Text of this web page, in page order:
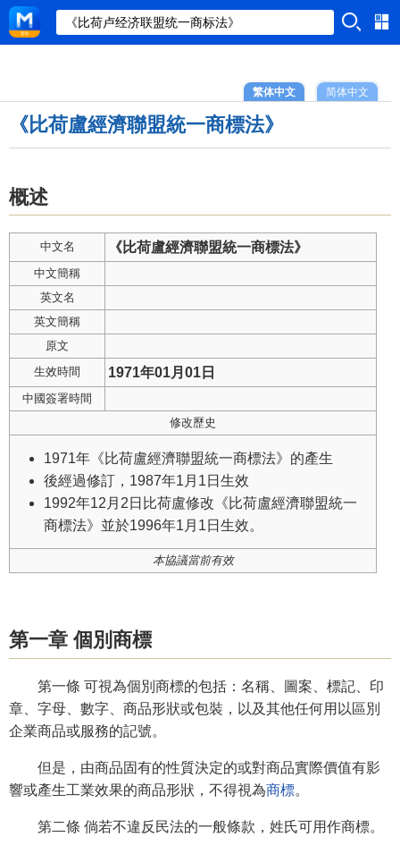
简体中文
繁体中文
《比荷盧經濟聯盟統一商標法》
概述
中文名 《比荷盧經濟聯盟統一商標法》
中文簡稱
英文名
英文簡稱
原文
生效時間
1971年01月01日
中國簽署時間
修改歷史
1971年《比荷盧經濟聯盟統一商標法》的產生
後經過修訂，1987年1月1日生效
1992年12月2日比荷盧修改《比荷盧經濟聯盟統一
商標法》並於1996年1月1日生效。
本協議當前有效
第一章 個別商標
第一條 可視為個別商標的包括：名稱、圖案、標記、印
章、字母、數字、商品形狀或包裝，以及其他任何用以區別
企業商品或服務的記號。
但是，由商品固有的性質決定的或對商品實際價值有影
響或產生工業效果的商品形狀，不得視為商標。
第二條 倘若不違反民法的一般條款，姓氏可用作商標。